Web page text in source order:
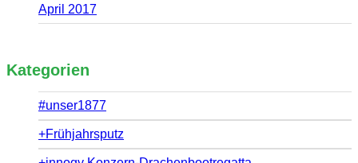
April 2017
Kategorien
#unser1877
+Frühjahrsputz